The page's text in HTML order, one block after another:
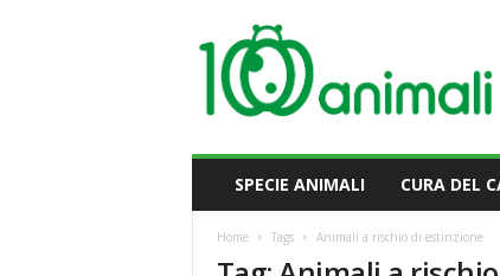
SPECIE ANIMALI CURA DEL
Home Tags Animali a rischio di estinzione